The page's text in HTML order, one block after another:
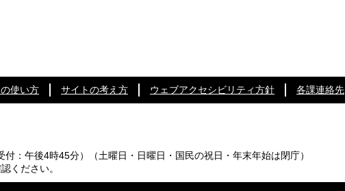
使い方 サイトの考え方 ウェブアクセシビリティ方針 各課連絡先
付：午後4時45分）
（土曜日・日曜日・国民の祝日・年末年始は閉庁）
ださい。